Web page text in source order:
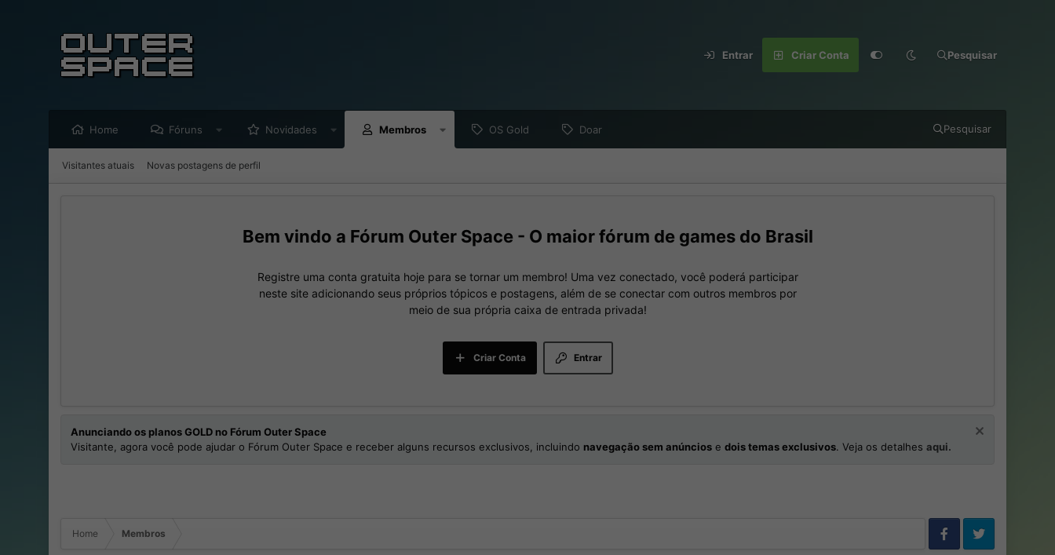
Entrar Criar Conta Pesquisar
Home Fóruns Novidades Membros OS Gold Doar Pesquisar
Visitantes atuais Novas postagens de perfil
Fórum Outer Space - O maior fórum de games do Brasil
Registre uma conta gratuita hoje para se tornar um membro! Uma vez conectado, você poderá participar
neste site adicionando seus próprios tópicos e postagens, além de se conectar com outros membros por
meio de sua própria caixa de entrada privada!
Entrar
Criar Conta
Anunciando os planos GOLD no Fórum Outer Space
Visitante, agora você pode ajudar o Fórum Outer Space e receber alguns recursos exclusivos, incluindo navegação sem anúncios e dois temas exclusivos. Veja os detalhes aqui.
Home Membros